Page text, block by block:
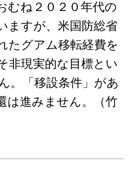
ね２０２０年代の
ますが、米国防総省
たグアム移転経費を
非現実的な目標とい
。「移設条件」があ
は進みません。（竹